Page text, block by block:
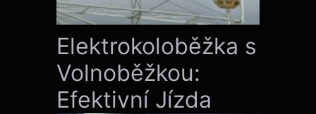
Elektrokoloběžka s
Volnoběžkou:
Efektivní Jízda